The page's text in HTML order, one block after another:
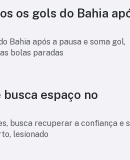
os gols do Bahia
Bahia após a pausa e soma gol,
bolas paradas
espaço no
busca recuperar a confiança e
lesionado